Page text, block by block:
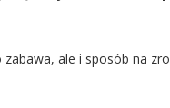
ale i sposób na